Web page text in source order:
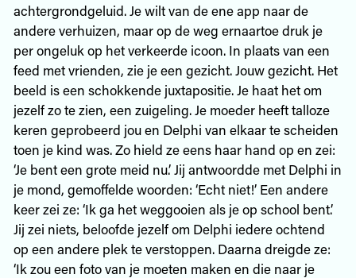
achtergrondgeluid. Je wilt van de ene app naar de
andere verhuizen, maar op de weg ernaartoe druk je
per ongeluk op het verkeerde icoon. In plaats van een
feed met vrienden, zie je een gezicht. Jouw gezicht. Het
beeld is een schokkende juxtapositie. Je haat het om
jezelf zo te zien, een zuigeling. Je moeder heeft talloze
keren geprobeerd jou en Delphi van elkaar te scheiden
toen je kind was. Zo hield ze eens haar hand op en zei:
‘Je bent een grote meid nu.’ Jij antwoordde met Delphi in
je mond, gemoffelde woorden: ‘Echt niet!’ Een andere
keer zei ze: ‘Ik ga het weggooien als je op school bent.’
Jij zei niets, beloofde jezelf om Delphi iedere ochtend
op een andere plek te verstoppen. Daarna dreigde ze:
‘Ik zou een foto van je moeten maken en die naar je